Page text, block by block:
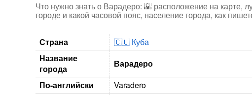
Что нужно знать о Варадеро: 🌇 расположение на карте,
городе и какой часовой пояс, население города, как
Страна
🇨🇺 Куба
Название
города
Варадеро
По-английски
Varadero